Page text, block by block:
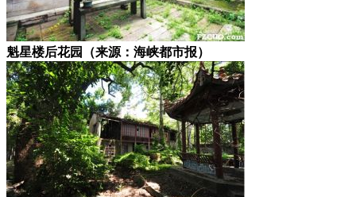
魁星楼后花园（来源：海峡都市报）